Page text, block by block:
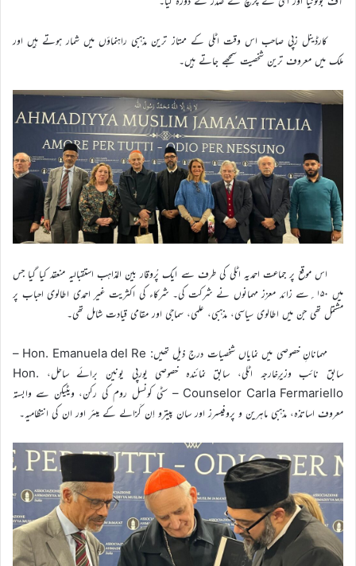
کارڈینل زپی صاحب اس وقت اٹلی کے ممتاز ترین مذہبی راہنماؤں میں شمار ہوتے ہیں اور
ملک میں معروف ترین شخصیت سمجھے جاتے ہیں۔
اس موقع پر جماعت احمدیہ اٹلی کی طرف سے ایک پُروقار بین المذاہب استقبالیہ منعقد کیا گیا جس
میں ۱۵۰؍سے زائد معزز مہمانوں نے شرکت کی۔ شرکاء کی اکثریت غیر احمدی اطالوی احباب پر
مشتمل تھی جن میں اطالوی سیاسی، مذہبی، علمی، سماجی اور مقامی قیادت شامل تھی۔
مہمانانِ خصوصی میں نمایاں شخصیات درج ذیل تھیں: Hon. Emanuela del Re –
سابق نائب وزیرِخارجہ اٹلی، سابق نمائندہ خصوصی یورپی یونین برائے ساحل، Hon.
Counselor Carla Fermariello – سٹی کونسل روم کی رکن، ویٹیکن سے وابستہ
معروف اساتذہ، مذہبی ماہرین و پروفیسرز اور سان پیترو اِن کَزالے کے میئر اور ان کی انتظامیہ۔